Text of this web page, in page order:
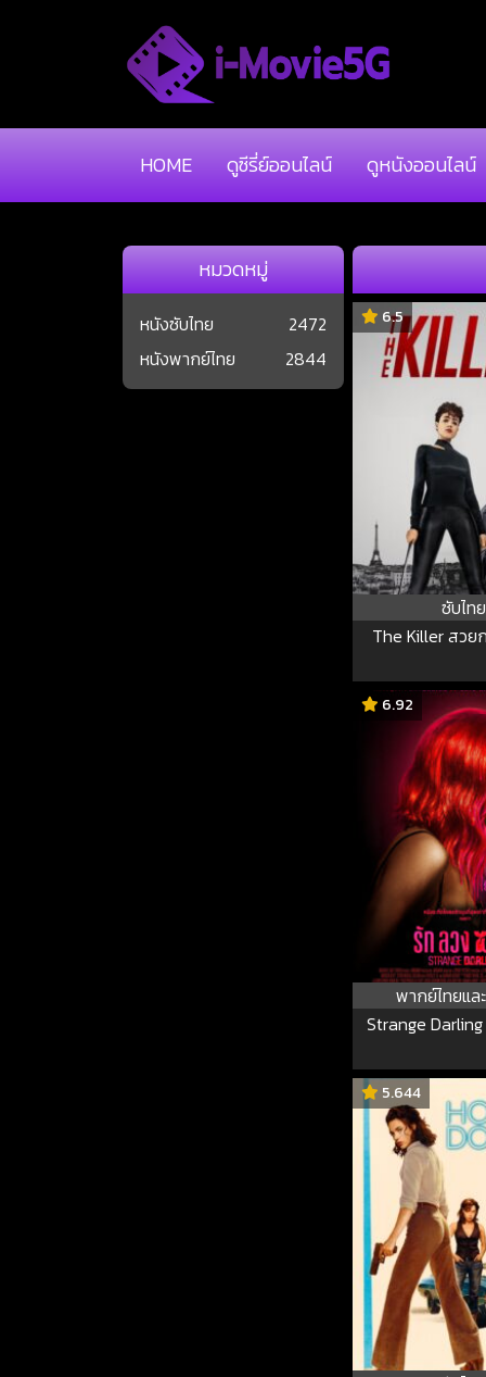
HOME ดูซีรี่ย์ออนไลน์ ดูหนังออนไลน์
หมวดหมู่
หนังซับไทย
2472
หนังพากย์ไทย
2844
6.5
ซับไทย
The Killer สวย
6.92
พากย์ไทยแล
Strange
5.644